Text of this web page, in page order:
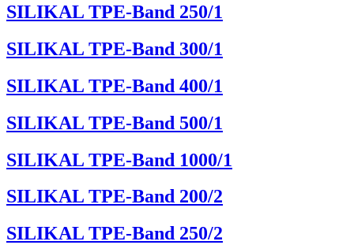
SILIKAL TPE-Band 250/1
SILIKAL TPE-Band 300/1
SILIKAL TPE-Band 400/1
SILIKAL TPE-Band 500/1
SILIKAL TPE-Band 1000/1
SILIKAL TPE-Band 200/2
SILIKAL TPE-Band 250/2